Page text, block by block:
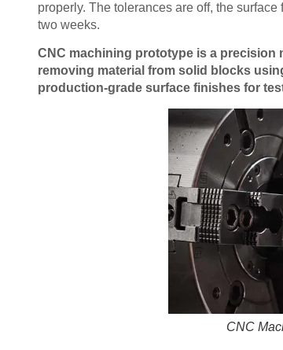
properly. The tolerances are off, the
two weeks.
CNC machining prototype is a
removing material from solid blocks
production-grade surface finishes for
CNC